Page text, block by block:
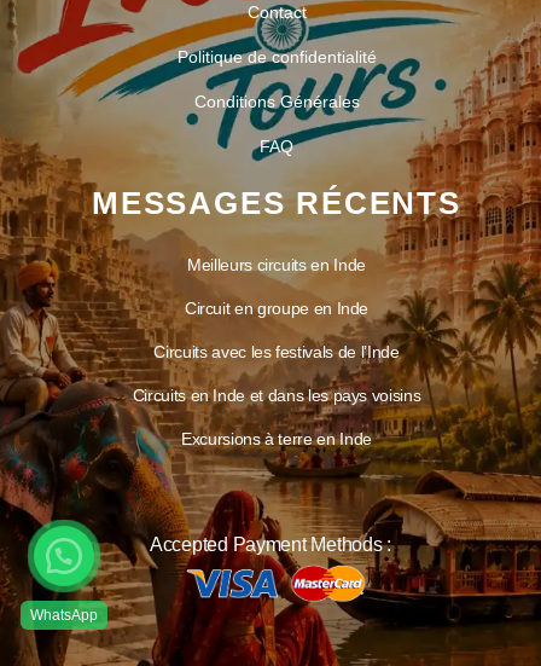
Contact
Politique de confidentialité
Conditions Générales
FAQ
MESSAGES RÉCENTS
Meilleurs circuits en Inde
Circuit en groupe en Inde
Circuits avec les festivals de l’Inde
Circuits en Inde et dans les pays voisins
Excursions à terre en Inde
Accepted Payment Methods :